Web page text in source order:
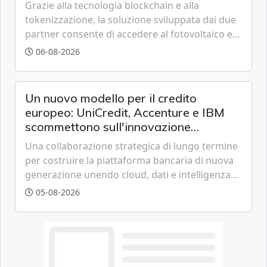
Grazie alla tecnologia blockchain e alla
tokenizzazione, la soluzione sviluppata dai due
partner consente di accedere al fotovoltaico e
all'eolico ottenendo risparmi diretti in bolletta,
06-08-2026
Un nuovo modello per il credito
europeo: UniCredit, Accenture e IBM
scommettono sull'innovazione
tecnologica
Una collaborazione strategica di lungo termine
per costruire la piattaforma bancaria di nuova
generazione unendo cloud, dati e intelligenza
artificiale.
05-08-2026